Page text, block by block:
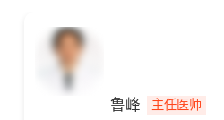
鲁峰
主任医师